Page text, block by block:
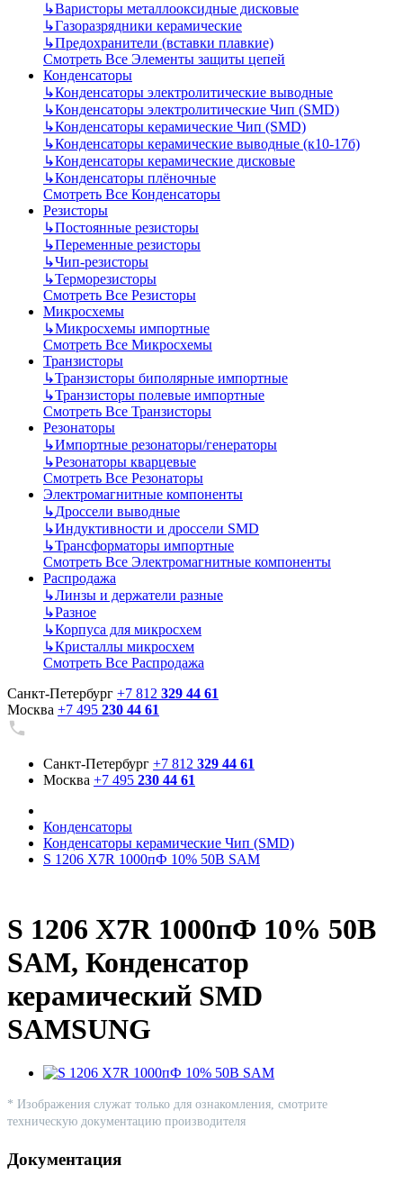
↳Варисторы металлооксидные дисковые
↳Газоразрядники керамические
↳Предохранители (вставки плавкие)
Смотреть Все Элементы защиты цепей
Конденсаторы
↳Конденсаторы электролитические выводные
↳Конденсаторы электролитические Чип (SMD)
↳Конденсаторы керамические Чип (SMD)
↳Конденсаторы керамические выводные (к10-17б)
↳Конденсаторы керамические дисковые
↳Конденсаторы плёночные
Смотреть Все Конденсаторы
Резисторы
↳Постоянные резисторы
↳Переменные резисторы
↳Чип-резисторы
↳Терморезисторы
Смотреть Все Резисторы
Микросхемы
↳Микросхемы импортные
Смотреть Все Микросхемы
Транзисторы
↳Транзисторы биполярные импортные
↳Транзисторы полевые импортные
Смотреть Все Транзисторы
Резонаторы
↳Импортные резонаторы/генераторы
↳Резонаторы кварцевые
Смотреть Все Резонаторы
Электромагнитные компоненты
↳Дроссели выводные
↳Индуктивности и дроссели SMD
↳Трансформаторы импортные
Смотреть Все Электромагнитные компоненты
Распродажа
↳Линзы и держатели разные
↳Разное
↳Корпуса для микросхем
↳Кристаллы микросхем
Смотреть Все Распродажа
Санкт-Петербург +7 812 329 44 61
Москва +7 495 230 44 61
Санкт-Петербург +7 812 329 44 61
Москва +7 495 230 44 61
Конденсаторы
Конденсаторы керамические Чип (SMD)
S 1206 X7R 1000пФ 10% 50В SAM
S 1206 X7R 1000пФ 10% 50В
SAM, Конденсатор
керамический SMD
SAMSUNG
* Изображения служат только для ознакомления, смотрите
техническую документацию производителя
Документация